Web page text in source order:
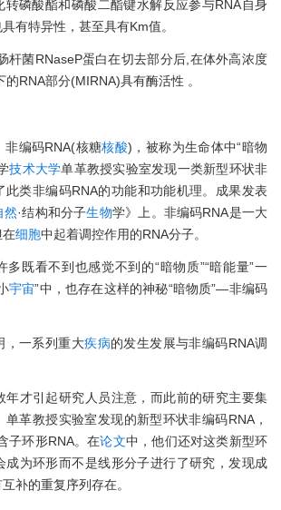
转磷酸酯和磷酸二酯键水解反应参与RNA自身
有特异性，甚至具有Km值。
杆菌RNaseP蛋白在切去部分后,在体外高浓度
RNA部分(MIRNA)具有酶活性 。
非编码RNA(核糖核酸)，被称为生命体中“暗物
技术大学单革教授实验室发现一类新型环状非
此类非编码RNA的功能和功能机理。成果发表
然·结构和分子生物学》上。非编码RNA是一大
在细胞中起着调控作用的RNA分子。
多既看不到也感觉不到的“暗物质”“暗能量”一
宇宙”中，也存在这样的神秘“暗物质”—非编码
，一系列重大疾病的发生发展与非编码RNA调
年才引起研究人员注意，而此前的研究主要集
单革教授实验室发现的新型环状非编码RNA，
子环形RNA。在论文中，他们还对这类新型环
成为环形而不是线形分子进行了研究，发现成
补的重复序列存在。